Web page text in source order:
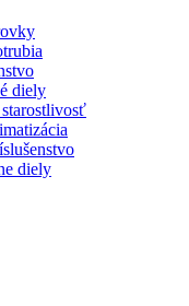
diely
diely